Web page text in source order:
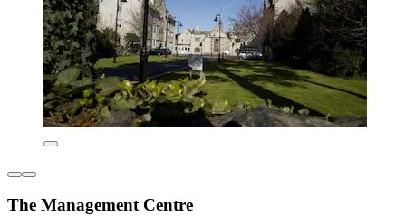
The Management Centre